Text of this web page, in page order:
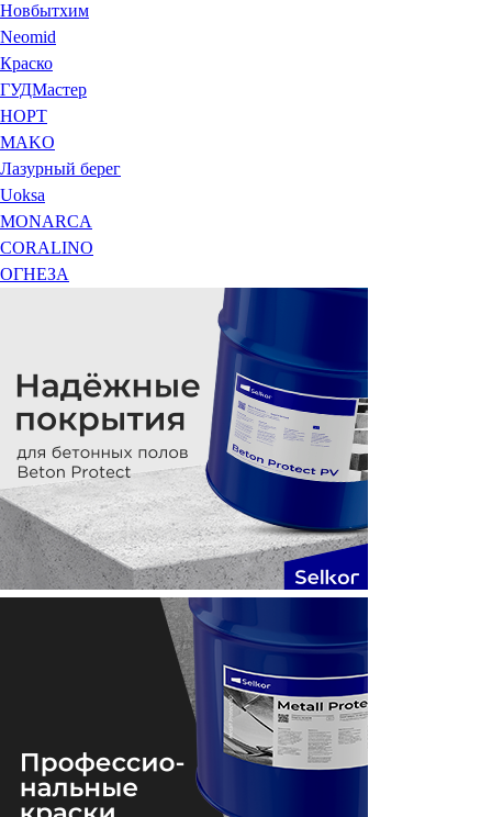
Новбытхим
Neomid
Краско
ГУДМастер
НОРТ
MAKO
Лазурный берег
Uoksa
MONARCA
CORALINO
ОГНЕЗА